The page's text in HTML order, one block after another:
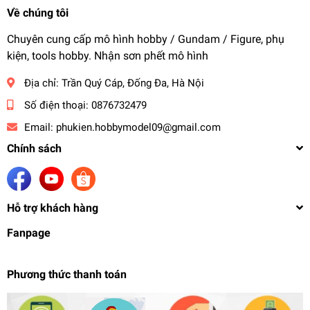
Về chúng tôi
Chuyên cung cấp mô hình hobby / Gundam / Figure, phụ
kiện, tools hobby. Nhận sơn phết mô hình
Địa chỉ: Trần Quý Cáp, Đống Đa, Hà Nội
Số điện thoại: 0876732479
Email: phukien.hobbymodel09@gmail.com
Chính sách
Hỗ trợ khách hàng
Fanpage
Phương thức thanh toán